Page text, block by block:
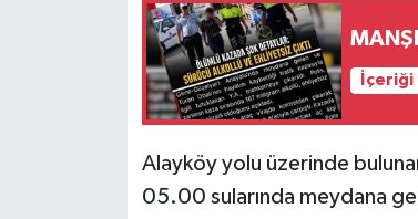
Alayköy yolu üzerinde
05.00 sularında meydana